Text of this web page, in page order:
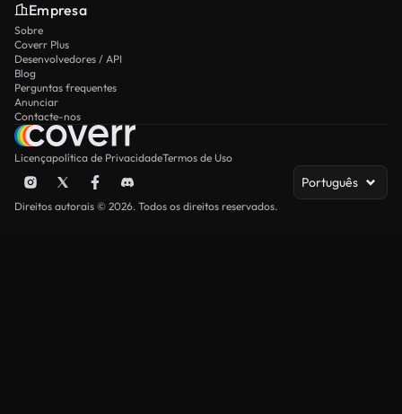
Empresa
Sobre
Coverr Plus
Desenvolvedores / API
Blog
Perguntas frequentes
Anunciar
Contacte-nos
Licençapolítica de PrivacidadeTermos de Uso
Português
Direitos autorais © 2026. Todos os direitos reservados.